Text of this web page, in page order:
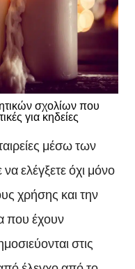
σχολίων που
για κηδείες
μέσω των
να ελέγξετε όχι μόνο
χρήσης και την
που έχουν
στις